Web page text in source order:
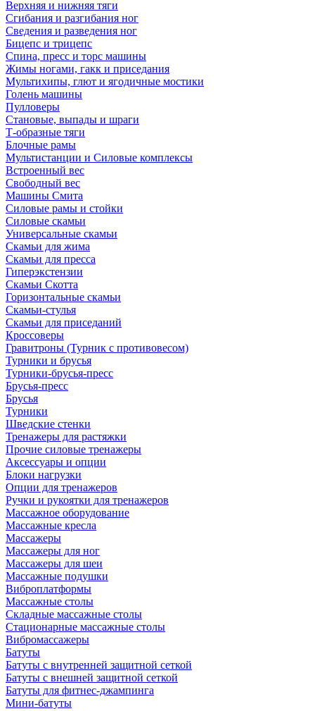
Верхняя и нижняя тяги
Сгибания и разгибания ног
Сведения и разведения ног
Бицепс и трицепс
Спина, пресс и торс машины
Жимы ногами, гакк и приседания
Мультихипы, глют и ягодичные мостики
Голень машины
Пулловеры
Становые, выпады и шраги
Т-образные тяги
Блочные рамы
Мультистанции и Силовые комплексы
Встроенный вес
Свободный вес
Машины Смита
Силовые рамы и стойки
Силовые скамьи
Универсальные скамьи
Скамьи для жима
Скамьи для пресса
Гиперэкстензии
Скамьи Скотта
Горизонтальные скамьи
Скамьи-стулья
Скамьи для приседаний
Кроссоверы
Гравитроны (Турник с противовесом)
Турники и брусья
Турники-брусья-пресс
Брусья-пресс
Брусья
Турники
Шведские стенки
Тренажеры для растяжки
Прочие силовые тренажеры
Аксессуары и опции
Блоки нагрузки
Опции для тренажеров
Ручки и рукоятки для тренажеров
Массажное оборудование
Массажные кресла
Массажеры
Массажеры для ног
Массажеры для шеи
Массажные подушки
Виброплатформы
Массажные столы
Складные массажные столы
Стационарные массажные столы
Вибромассажеры
Батуты
Батуты с внутренней защитной сеткой
Батуты с внешней защитной сеткой
Батуты для фитнес-джампинга
Мини-батуты